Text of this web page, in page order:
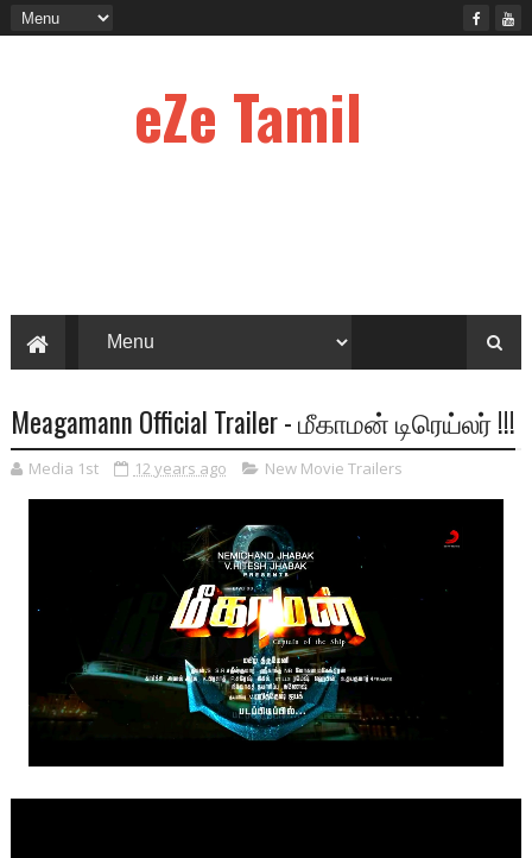
eZe Tamil
Meagamann Official Trailer - மீகாமன் டிரெய்லர் !!!
Media 1st 12 years ago New Movie Trailers